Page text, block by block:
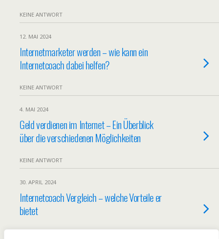
KEINE ANTWORT
12. MAI 2024
Internetmarketer werden – wie kann ein
Internetcoach dabei helfen?
KEINE ANTWORT
4. MAI 2024
Geld verdienen im Internet – Ein Überblick
über die verschiedenen Möglichkeiten
KEINE ANTWORT
30. APRIL 2024
Internetcoach Vergleich – welche Vorteile er
bietet